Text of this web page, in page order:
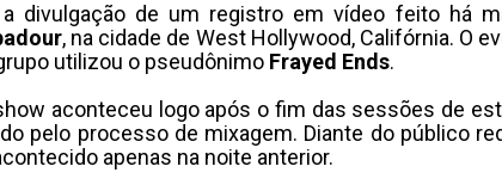
divulgação de um registro em vídeo feito há
, na cidade de West Hollywood, Califórnia. O
utilizou o pseudônimo Frayed Ends.
aconteceu logo após o fim das sessões de
pelo processo de mixagem. Diante do público
apenas na noite anterior.